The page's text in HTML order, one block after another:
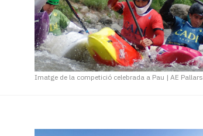
Imatge de la competició celebrada a Pau | AE Pallars